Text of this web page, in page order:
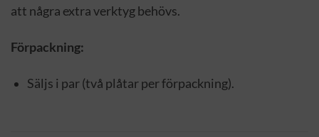
att några extra verktyg behövs.
Förpackning:
Säljs i par (två plåtar per förpackning).